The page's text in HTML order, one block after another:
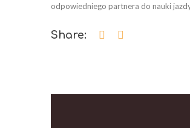
odpowiedniego partnera do nauki
Share: